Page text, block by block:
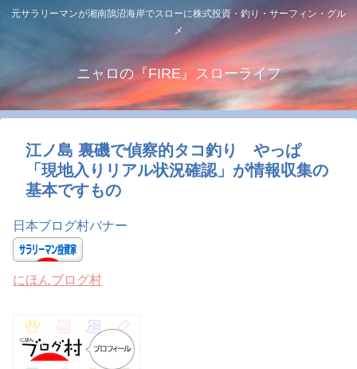
元サラリーマンが湘南鵠沼海岸でスローに株式投資・釣り・サーフィン・グル
メ
ニャロの『FIRE』スローライフ
江ノ島 裏磯で偵察的タコ釣り やっぱ
「現地入りリアル状況確認」が情報収集の
基本ですもの
日本ブログ村バナー
にほんブログ村